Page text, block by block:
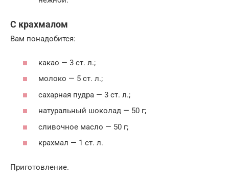
С крахмалом
Вам понадобится:
какао — 3 ст. л.;
молоко — 5 ст. л.;
сахарная пудра — 3 ст. л.;
натуральный шоколад — 50 г;
сливочное масло — 50 г;
крахмал — 1 ст. л.
Приготовление.